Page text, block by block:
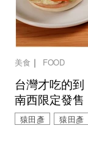
美食 ｜ FOOD
台灣才吃的
南西限定發售
猿田彥 猿田彥